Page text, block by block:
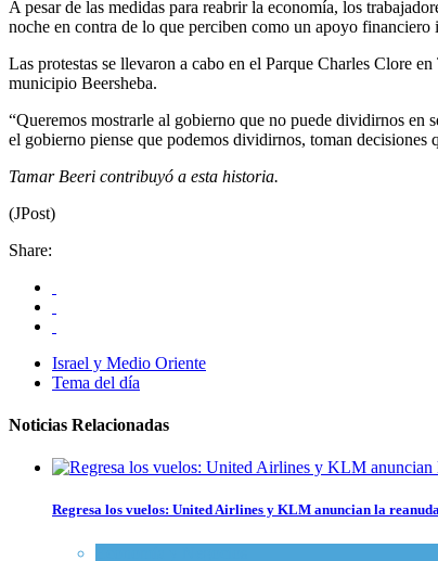
A pesar de las medidas para reabrir la economía, los
noche en contra de lo que perciben como un apoyo
Las protestas se llevaron a cabo en el Parque Charles Clore
municipio Beersheba.
“Queremos mostrarle al gobierno que no puede dividirnos en
el gobierno piense que podemos dividirnos, toman decisiones
Tamar Beeri contribuyó a esta historia.
(JPost)
Share:
Israel y Medio Oriente
Tema del día
Noticias Relacionadas
Regresa los vuelos: United Airlines y KLM anuncian la